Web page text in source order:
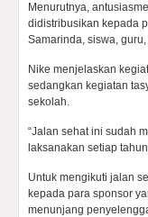
Menurutnya,
didistribusikan kepada
Samarinda, siswa,
Nike menjelaskan
sedangkan kegiatan
sekolah.
“Jalan sehat ini sudah
laksanakan setiap
Untuk mengikuti jalan
kepada para sponsor
menunjang